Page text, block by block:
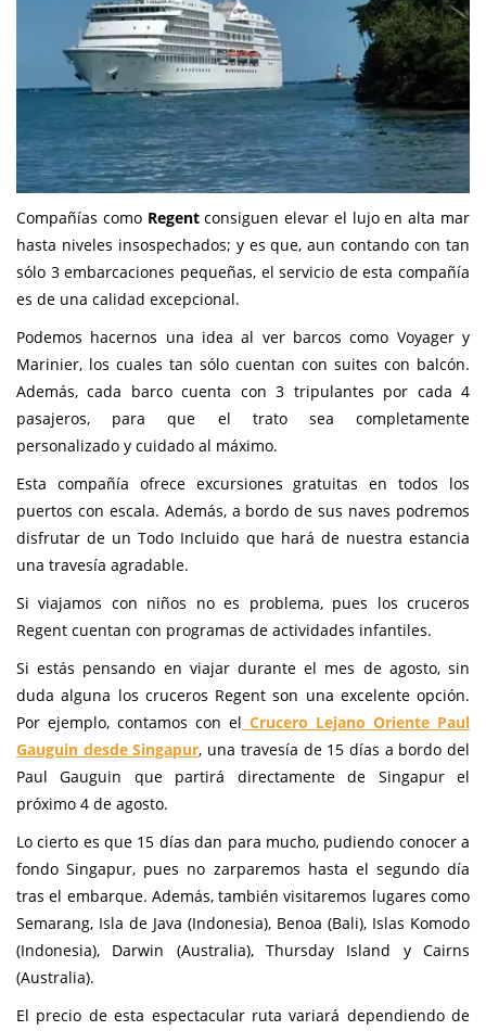
Compañías como Regentconsiguen elevar el lujo en alta mar
hasta niveles insospechados; y es que, aun contando con tan
sólo 3 embarcaciones pequeñas, el servicio de esta compañía
es de una calidad excepcional.
Podemos hacernos una idea al ver barcos como Voyager y
Marinier, los cuales tan sólo cuentan con suites con balcón.
Además, cada barco cuenta con 3 tripulantes por cada 4
pasajeros, para que el trato sea completamente
personalizado y cuidado al máximo.
Esta compañía ofrece excursiones gratuitas en todos los
puertos con escala. Además, a bordo de sus naves podremos
disfrutar de un Todo Incluido que hará de nuestra estancia
una travesía agradable.
Si viajamos con niños no es problema, pues los cruceros
Regent cuentan con programas de actividades infantiles.
Si estás pensando en viajar durante el mes de agosto, sin
duda alguna los cruceros Regent son una excelente opción.
Por ejemplo, contamos con el Crucero Lejano Oriente Paul
Gauguin desde Singapur, una travesía de 15 días a bordo del
Paul Gauguin que partirá directamente de Singapur el
próximo 4 de agosto.
Lo cierto es que 15 días dan para mucho, pudiendo conocer a
fondo Singapur, pues no zarparemos hasta el segundo día
tras el embarque. Además, también visitaremos lugares como
Semarang, Isla de Java (Indonesia), Benoa (Bali), Islas Komodo
(Indonesia), Darwin (Australia), Thursday Island y Cairns
(Australia).
El precio de esta espectacular ruta variará dependiendo de